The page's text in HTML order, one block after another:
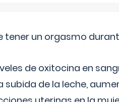
tener un orgasmo
de oxitocina en
subida de la leche,